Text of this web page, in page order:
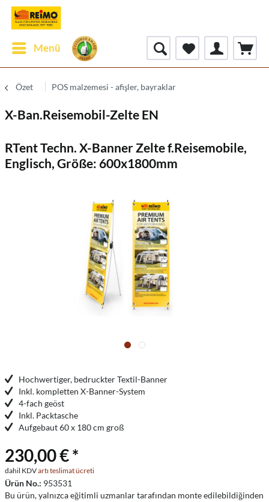
Menü
Özet POS malzemesi - afişler, bayraklar
X-Ban.Reisemobil-Zelte EN
RTent Techn. X-Banner Zelte f.Reisemobile,
Englisch, Größe: 600x1800mm
Hochwertiger, bedruckter Textil-Banner
Inkl. kompletten X-Banner-System
4-fach geöst
Inkl. Packtasche
Aufgebaut 60 x 180 cm groß
230,00 € *
dahil KDVartı teslimat ücreti
Ürün No.: 953531
Bu ürün, yalnızca eğitimli uzmanlar tarafından monte edilebildiğinden